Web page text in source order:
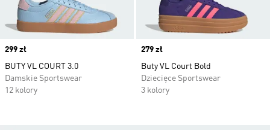
Price
299 zł
BUTY VL COURT 3.0
Damskie Sportswear
12 kolory
Price
279 zł
Buty VL Court Bold
Dziecięce Sportswear
3 kolory